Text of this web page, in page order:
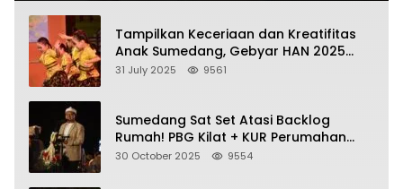
Tampilkan Keceriaan dan Kreatifitas
Anak Sumedang, Gebyar HAN 2025
Dihadiri Bupati dan Wabup
31 July 2025 9561
Sumedang Sat Set Atasi Backlog
Rumah! PBG Kilat + KUR Perumahan
Jadi Kunci!
30 October 2025 9554